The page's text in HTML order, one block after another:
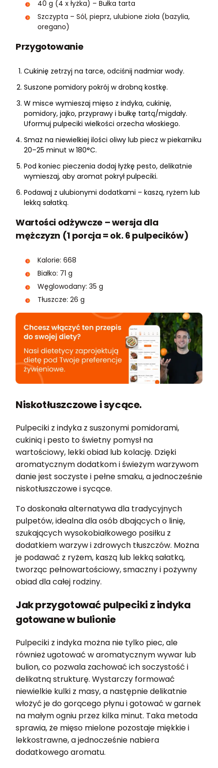
40 g (4 x łyżka) – Bułka tarta
Szczypta – Sól, pieprz, ulubione zioła (bazylia,
oregano)
Przygotowanie
Cukinię zetrzyj na tarce, odciśnij nadmiar wody.
Suszone pomidory pokrój w drobną kostkę.
W misce wymieszaj mięso z indyka, cukinię,
pomidory, jajko, przyprawy i bułkę tartą/migdały.
Uformuj pulpeciki wielkości orzecha włoskiego.
Smaż na niewielkiej ilości oliwy lub piecz w piekarniku
20–25 minut w 180°C.
Pod koniec pieczenia dodaj łyżkę pesto, delikatnie
wymieszaj, aby aromat pokrył pulpeciki.
Podawaj z ulubionymi dodatkami – kaszą, ryżem lub
lekką sałatką.
Wartości odżywcze – wersja dla
mężczyzn (1 porcja = ok. 6 pulpecików)
Kalorie: 668
Białko: 71 g
Węglowodany: 35 g
Tłuszcze: 26 g
Niskotłuszczowe i sycące.
Pulpeciki z indyka z suszonymi pomidorami,
cukinią i pesto to świetny pomysł na
wartościowy, lekki obiad lub kolację. Dzięki
aromatycznym dodatkom i świeżym warzywom
danie jest soczyste i pełne smaku, a jednocześnie
niskotłuszczowe i sycące.
To doskonała alternatywa dla tradycyjnych
pulpetów, idealna dla osób dbających o linię,
szukających wysokobiałkowego posiłku z
dodatkiem warzyw i zdrowych tłuszczów. Można
je podawać z ryżem, kaszą lub lekką sałatką,
tworząc pełnowartościowy, smaczny i pożywny
obiad dla całej rodziny.
Jak przygotować pulpeciki z indyka
gotowane w bulionie
Pulpeciki z indyka można nie tylko piec, ale
również ugotować w aromatycznym wywar lub
bulion, co pozwala zachować ich soczystość i
delikatną strukturę. Wystarczy formować
niewielkie kulki z masy, a następnie delikatnie
włożyć je do gorącego płynu i gotować w garnek
na małym ogniu przez kilka minut. Taka metoda
sprawia, że mięso mielone pozostaje miękkie i
lekkostrawne, a jednocześnie nabiera
dodatkowego aromatu.